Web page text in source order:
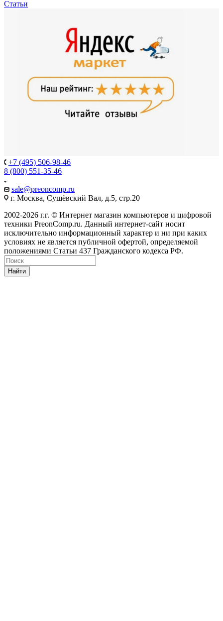
Статьи
+7 (495) 506-98-46
8 (800) 551-35-46
sale@preoncomp.ru
г. Москва, Сущёвский Вал, д.5, стр.20
2002-2026 г.г. © Интернет магазин компьютеров и цифровой
техники PreonComp.ru. Данный интернет-сайт носит
исключительно информационный характер и ни при каких
условиях не является публичной офертой, определяемой
положениями Статьи 437 Гражданского кодекса РФ.
Найти